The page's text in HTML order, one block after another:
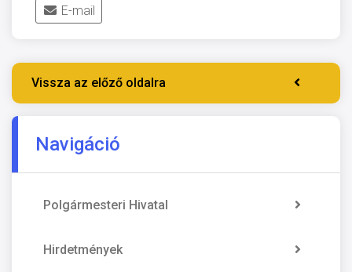
E-mail
Vissza az előző oldalra
Navigáció
Polgármesteri Hivatal
Hirdetmények